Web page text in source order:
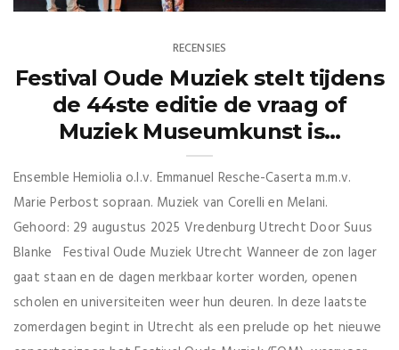
RECENSIES
Festival Oude Muziek stelt tijdens
de 44ste editie de vraag of
Muziek Museumkunst is…
Ensemble Hemiolia o.l.v. Emmanuel Resche-Caserta m.m.v.
Marie Perbost sopraan. Muziek van Corelli en Melani.
Gehoord: 29 augustus 2025 Vredenburg Utrecht Door Suus
Blanke Festival Oude Muziek Utrecht Wanneer de zon lager
gaat staan en de dagen merkbaar korter worden, openen
scholen en universiteiten weer hun deuren. In deze laatste
zomerdagen begint in Utrecht als een prelude op het nieuwe